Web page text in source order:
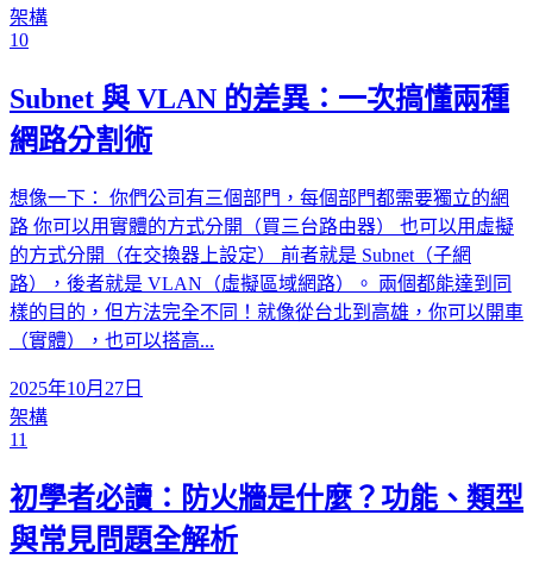
架構
10
Subnet 與 VLAN 的差異：一次搞懂兩種
網路分割術
想像一下： 你們公司有三個部門，每個部門都需要獨立的網
路 你可以用實體的方式分開（買三台路由器） 也可以用虛擬
的方式分開（在交換器上設定） 前者就是 Subnet（子網
路），後者就是 VLAN（虛擬區域網路）。 兩個都能達到同
樣的目的，但方法完全不同！就像從台北到高雄，你可以開車
（實體），也可以搭高...
2025年10月27日
架構
11
初學者必讀：防火牆是什麼？功能、類型
與常見問題全解析